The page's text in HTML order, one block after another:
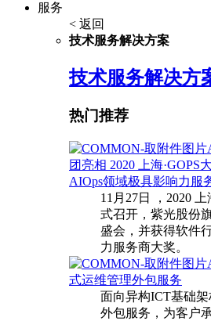
服务
< 返回
技术服务解决方案
技术服务解决方
热门推荐
团亮相 2020 上海·GOPS
AIOps领域极具影响力服
11月27日 ，2020
式召开，紫光股份
盛会，并获得软件
力服务商大奖。
式运维管理外包服务
面向异构ICT基础
外包服务，为客户